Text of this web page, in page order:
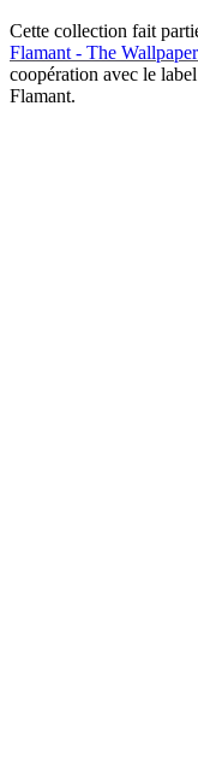
Cette collection fait
Flamant - The
coopération avec le
Flamant.